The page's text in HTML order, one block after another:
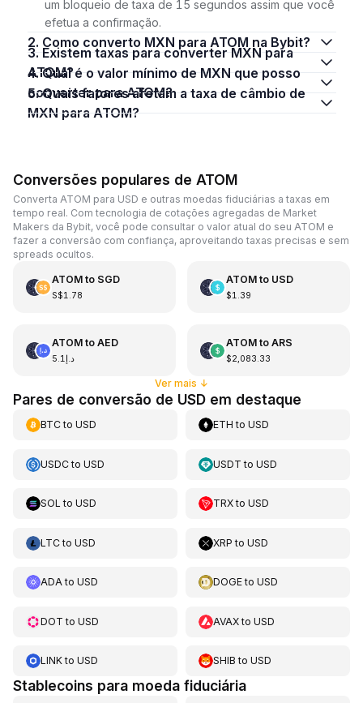
um bloqueio de taxa de 15 segundos assim que você
efetua a confirmação.
2. Como converto MXN para ATOM na Bybit?
3. Existem taxas para converter MXN para
ATOM?
4. Qual é o valor mínimo de MXN que posso
converter para ATOM?
5. Quais fatores afetam a taxa de câmbio de
MXN para ATOM?
Conversões populares de ATOM
Converta ATOM para USD e outras moedas fiduciárias a taxas em
tempo real. Com tecnologia de cotações agregadas de Market
Makers da Bybit, você pode consultar o valor atual do seu ATOM e
fazer a conversão com confiança, aproveitando taxas precisas e sem
spreads ocultos.
ATOMto SGD
S$1.78
ATOMto USD
$1.39
ATOMto AED
د.إ5.1
ATOMto ARS
$2,083.33
Ver mais ↓
Pares de conversão de USD em destaque
BTCto USD ETH toUSD
USDCto USD USDT toUSD
SOL to USD TRXtoUSD
LTCto USD XRP toUSD
ADAto USD DOGEtoUSD
DOT to USD AVAXtoUSD
LINKto USD SHIB toUSD
Stablecoins para moeda fiduciária